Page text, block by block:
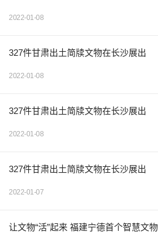
2022-01-08
327件甘肃出土简牍文物在长沙展出
2022-01-08
327件甘肃出土简牍文物在长沙展出
2022-01-08
327件甘肃出土简牍文物在长沙展出
2022-01-07
让文物“活”起来 福建宁德首个智慧文